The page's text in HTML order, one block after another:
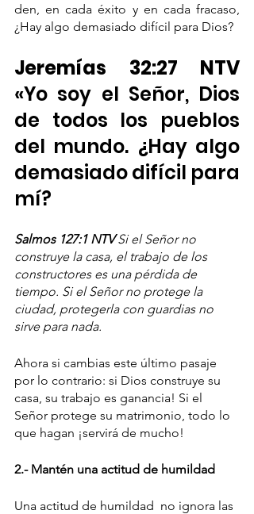
den, en cada éxito y en cada fracaso,
¿Hay algo demasiado difícil para Dios?
Jeremías 32:27 NTV
«Yo soy el Señor, Dios
de todos los pueblos
del mundo. ¿Hay algo
demasiado difícil para
mí?
Salmos 127:1 NTV Si el Señor no
construye la casa, el trabajo de los
constructores es una pérdida de
tiempo. Si el Señor no protege la
ciudad, protegerla con guardias no
sirve para nada.
Ahora si cambias este último pasaje
por lo contrario: si Dios construye su
casa, su trabajo es ganancia! Si el
Señor protege su matrimonio, todo lo
que hagan ¡servirá de mucho!
2.- Mantén una actitud de humildad
Una actitud de humildad  no ignora las